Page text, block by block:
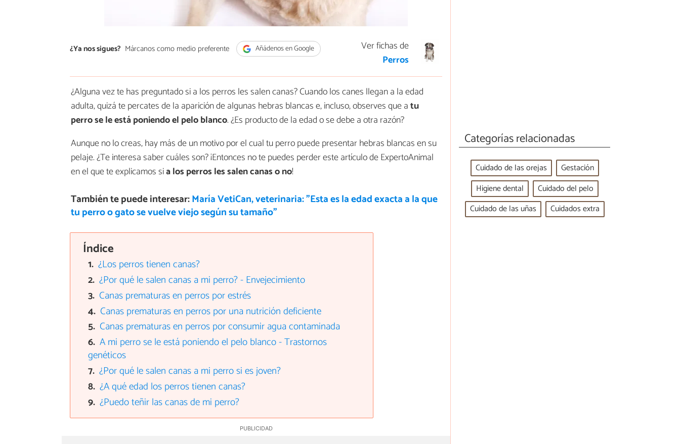
¿Ya nos sigues? Márcanos como medio preferente Añádenos en Google
Ver fichas de
Perros
¿Alguna vez te has preguntado si a los perros les salen canas? Cuando los canes llegan a la edad
adulta, quizá te percates de la aparición de algunas hebras blancas e, incluso, observes que atu
perro se le está poniendo el pelo blanco. ¿Es producto de la edad o se debe a otra razón?
Aunque no lo creas, hay más de un motivo por el cual tu perro puede presentar hebras blancas en su
pelaje. ¿Te interesa saber cuáles son? ¡Entonces no te puedes perder este artículo de ExpertoAnimal
en el que te explicamos sia los perros les salen canas o no!
También te puede interesar:María VetiCan, veterinaria: "Esta es la edad exacta a la que
tu perro o gato se vuelve viejo según su tamaño"
Índice
¿Los perros tienen canas?
¿Por qué le salen canas a mi perro? - Envejecimiento
Canas prematuras en perros por estrés
Canas prematuras en perros por una nutrición deficiente
Canas prematuras en perros por consumir agua contaminada
A mi perro se le está poniendo el pelo blanco - Trastornos
genéticos
¿Por qué le salen canas a mi perro si es joven?
¿A qué edad los perros tienen canas?
¿Puedo teñir las canas de mi perro?
Categorías relacionadas
Cuidado de las orejas
Gestación
Higiene dental
Cuidado del pelo
Cuidado de las uñas
Cuidados extra